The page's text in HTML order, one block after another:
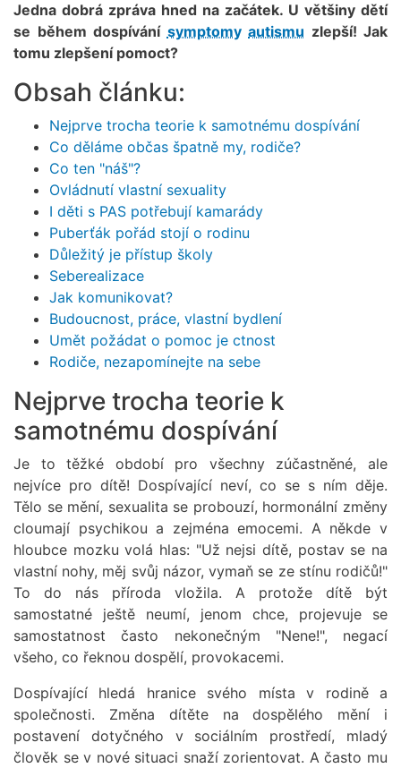
Jedna dobrá zpráva hned na začátek. U většiny dětí
se během dospívání symptomy autismu zlepší! Jak
tomu zlepšení pomoct?
Obsah článku:
Nejprve trocha teorie k samotnému dospívání
Co děláme občas špatně my, rodiče?
Co ten "náš"?
Ovládnutí vlastní sexuality
I děti s PAS potřebují kamarády
Puberťák pořád stojí o rodinu
Důležitý je přístup školy
Seberealizace
Jak komunikovat?
Budoucnost, práce, vlastní bydlení
Umět požádat o pomoc je ctnost
Rodiče, nezapomínejte na sebe
Nejprve trocha teorie k
samotnému dospívání
Je to těžké období pro všechny zúčastněné, ale
nejvíce pro dítě! Dospívající neví, co se s ním děje.
Tělo se mění, sexualita se probouzí, hormonální změny
cloumají psychikou a zejména emocemi. A někde v
hloubce mozku volá hlas: "Už nejsi dítě, postav se na
vlastní nohy, měj svůj názor, vymaň se ze stínu rodičů!"
To do nás příroda vložila. A protože dítě být
samostatné ještě neumí, jenom chce, projevuje se
samostatnost často nekonečným "Nene!", negací
všeho, co řeknou dospělí, provokacemi.
Dospívající hledá hranice svého místa v rodině a
společnosti. Změna dítěte na dospělého mění i
postavení dotyčného v sociálním prostředí, mladý
člověk se v nové situaci snaží zorientovat. A často mu